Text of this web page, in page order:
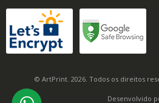
© ArtPrint. 2026. Todos os direitos
Desenvolvido